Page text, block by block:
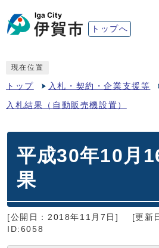
トップへ
現在位置
トップ 入札・契約・企業支援等
入札結果（自動販売機設置）
平成30年10月
果
[公開日：2018年11月7日]
[更新
ID:6058